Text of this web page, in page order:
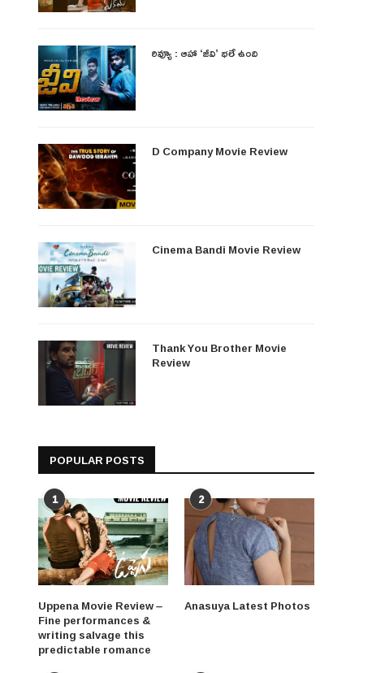
రివ్యూ : ఆహా ‘జీవి’ భలే ఉంది
D Company Movie Review
Cinema Bandi Movie Review
Thank You Brother Movie
Review
POPULAR POSTS
1
Uppena Movie Review –
Fine performances &
writing salvage this
predictable romance
2
Anasuya Latest Photos